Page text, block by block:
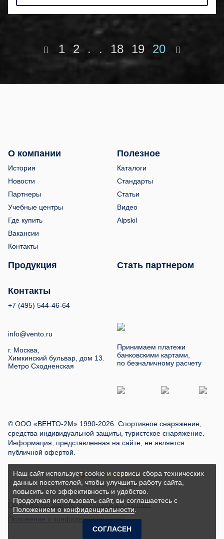
1 2 . . 18 19 20
О компании
История
Новости
Партнеры
Учебные центры
Где купить
Вакансии
Контакты
Полезное
Каталоги
Стандарты
Статьи
Видео
Alpskil
Продукция Стать партнером
Контакты
+7 (495) 544-46-64
info@vento.ru
г. Москва,
Химкинский бульвар, дом 13.
Метро Сходненская
Принимаем платежи
банковскими картами,
по безналичному расчету
© ООО «ВЕНТО-2М» 1990-2026. Спортивное снаряжение,
средства индивидуальной защиты, туристское снаряжение.
Информация, представленная на сайте, не является
публичной офертой.
Политика по защите персональных данных
Положение о конфиденциальности
Наш сайт использует cookie и сервисы сбора технических
данных посетителей, чтобы улучшить работу сайта,
повысить его эффективность и удобство.
Продолжая использовать сайт, вы соглашаетесь с
Положением о конфиденциальности.
СОГЛАСЕН